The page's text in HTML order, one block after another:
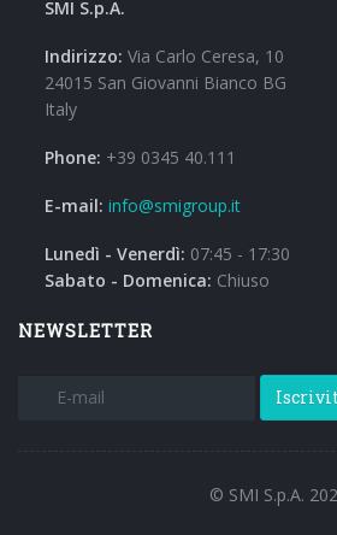
SMI S.p.A.
Indirizzo: Via Carlo Ceresa, 10
24015 San Giovanni Bianco BG
Italy
Phone: +39 0345 40.111
E-mail: info@smigroup.it
Lunedì - Venerdì: 07:45 - 17:30
Sabato - Domenica: Chiuso
NEWSLETTER
© SMI S.p.A.